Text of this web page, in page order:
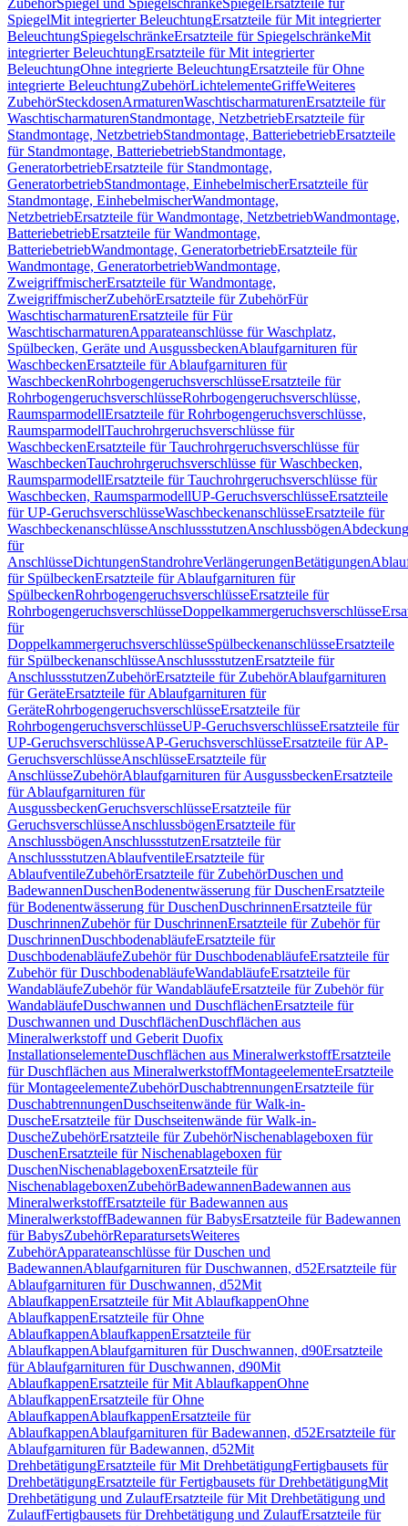
ZubehörSpiegel und SpiegelschränkeSpiegel Ersatzteile für
SpiegelMit integrierter BeleuchtungErsatzteile für Mit integrierter
BeleuchtungSpiegelschränkeErsatzteile für SpiegelschränkeMit
integrierter BeleuchtungErsatzteile für Mit integrierter
BeleuchtungOhne integrierte BeleuchtungErsatzteile für Ohne
integrierte BeleuchtungZubehörLichtelementeGriffeWeiteres
ZubehörSteckdosenArmaturenWaschtischarmaturenErsatzteile für
WaschtischarmaturenStandmontage, NetzbetriebErsatzteile für
Standmontage, NetzbetriebStandmontage, BatteriebetriebErsatzteile
für Standmontage, BatteriebetriebStandmontage,
GeneratorbetriebErsatzteile für Standmontage,
GeneratorbetriebStandmontage, EinhebelmischerErsatzteile für
Standmontage, EinhebelmischerWandmontage,
NetzbetriebErsatzteile für Wandmontage, NetzbetriebWandmontage,
BatteriebetriebErsatzteile für Wandmontage,
BatteriebetriebWandmontage, GeneratorbetriebErsatzteile für
Wandmontage, GeneratorbetriebWandmontage,
ZweigriffmischerErsatzteile für Wandmontage,
ZweigriffmischerZubehörErsatzteile für ZubehörFür
WaschtischarmaturenErsatzteile für Für
WaschtischarmaturenApparateanschlüsse für Waschplatz,
Spülbecken, Geräte und AusgussbeckenAblaufgarnituren für
WaschbeckenErsatzteile für Ablaufgarnituren für
WaschbeckenRohrbogengeruchsverschlüsseErsatzteile für
RohrbogengeruchsverschlüsseRohrbogengeruchsverschlüsse,
RaumsparmodellErsatzteile für Rohrbogengeruchsverschlüsse,
RaumsparmodellTauchrohrgeruchsverschlüsse für
WaschbeckenErsatzteile für Tauchrohrgeruchsverschlüsse für
WaschbeckenTauchrohrgeruchsverschlüsse für Waschbecken,
RaumsparmodellErsatzteile für Tauchrohrgeruchsverschlüsse für
Waschbecken, RaumsparmodellUP-GeruchsverschlüsseErsatzteile
für UP-GeruchsverschlüsseWaschbeckenanschlüsseErsatzteile für
WaschbeckenanschlüsseAnschlussstutzenAnschlussbögen
für
AnschlüsseDichtungenStandrohreVerlängerungenBetätigungen
für SpülbeckenErsatzteile für Ablaufgarnituren für
SpülbeckenRohrbogengeruchsverschlüsseErsatzteile für
RohrbogengeruchsverschlüsseDoppelkammergeruchsverschlüsse
für
DoppelkammergeruchsverschlüsseSpülbeckenanschlüsseErsatzteile
für SpülbeckenanschlüsseAnschlussstutzenErsatzteile für
AnschlussstutzenZubehörErsatzteile für ZubehörAblaufgarnituren
für GeräteErsatzteile für Ablaufgarnituren für
GeräteRohrbogengeruchsverschlüsseErsatzteile für
RohrbogengeruchsverschlüsseUP-GeruchsverschlüsseErsatzteile für
UP-GeruchsverschlüsseAP-GeruchsverschlüsseErsatzteile für AP-
GeruchsverschlüsseAnschlüsseErsatzteile für
AnschlüsseZubehörAblaufgarnituren für AusgussbeckenErsatzteile
für Ablaufgarnituren für
AusgussbeckenGeruchsverschlüsseErsatzteile für
GeruchsverschlüsseAnschlussbögenErsatzteile für
AnschlussbögenAnschlussstutzenErsatzteile für
AnschlussstutzenAblaufventileErsatzteile für
AblaufventileZubehörErsatzteile für ZubehörDuschen und
BadewannenDuschenBodenentwässerung für DuschenErsatzteile
für Bodenentwässerung für DuschenDuschrinnenErsatzteile für
DuschrinnenZubehör für DuschrinnenErsatzteile für Zubehör für
DuschrinnenDuschbodenabläufeErsatzteile für
DuschbodenabläufeZubehör für DuschbodenabläufeErsatzteile für
Zubehör für DuschbodenabläufeWandabläufeErsatzteile für
WandabläufeZubehör für WandabläufeErsatzteile für Zubehör für
WandabläufeDuschwannen und DuschflächenErsatzteile für
Duschwannen und DuschflächenDuschflächen aus
Mineralwerkstoff und Geberit Duofix
InstallationselementeDuschflächen aus MineralwerkstoffErsatzteile
für Duschflächen aus MineralwerkstoffMontageelementeErsatzteile
für MontageelementeZubehörDuschabtrennungenErsatzteile für
DuschabtrennungenDuschseitenwände für Walk-in-
DuscheErsatzteile für Duschseitenwände für Walk-in-
DuscheZubehörErsatzteile für ZubehörNischenablageboxen für
DuschenErsatzteile für Nischenablageboxen für
DuschenNischenablageboxenErsatzteile für
NischenablageboxenZubehörBadewannenBadewannen aus
MineralwerkstoffErsatzteile für Badewannen aus
MineralwerkstoffBadewannen für BabysErsatzteile für Badewannen
für BabysZubehörReparatursetsWeiteres
ZubehörApparateanschlüsse für Duschen und
BadewannenAblaufgarnituren für Duschwannen, d52Ersatzteile für
Ablaufgarnituren für Duschwannen, d52Mit
AblaufkappenErsatzteile für Mit AblaufkappenOhne
AblaufkappenErsatzteile für Ohne
AblaufkappenAblaufkappenErsatzteile für
AblaufkappenAblaufgarnituren für Duschwannen, d90Ersatzteile
für Ablaufgarnituren für Duschwannen, d90Mit
AblaufkappenErsatzteile für Mit AblaufkappenOhne
AblaufkappenErsatzteile für Ohne
AblaufkappenAblaufkappenErsatzteile für
AblaufkappenAblaufgarnituren für Badewannen, d52Ersatzteile für
Ablaufgarnituren für Badewannen, d52Mit
DrehbetätigungErsatzteile für Mit DrehbetätigungFertigbausets für
DrehbetätigungErsatzteile für Fertigbausets für DrehbetätigungMit
Drehbetätigung und ZulaufErsatzteile für Mit Drehbetätigung und
ZulaufFertigbausets für Drehbetätigung und ZulaufErsatzteile für